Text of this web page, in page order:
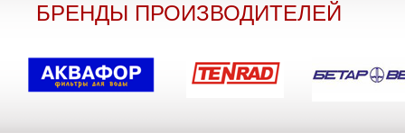
БРЕНДЫ ПРОИЗВОДИТЕЛЕЙ